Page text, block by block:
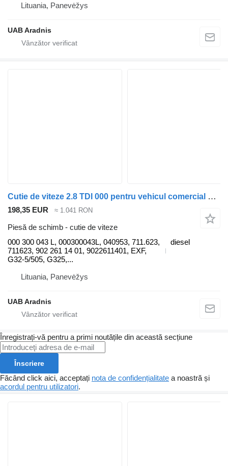
Lituania, Panevėžys
UAB Aradnis
Cutie de viteze 2.8 TDI 000 pentru vehicul comercial Volkswagen LT 28-46 II 2.8 TDI
198,35 EUR ≈ 1.041 RON
Piesă de schimb - cutie de viteze
000 300 043 L, 000300043L, 040953, 711.623,
711623, 902 261 14 01, 9022611401, EXF,
G32-5/505, G325,...
diesel
Lituania, Panevėžys
UAB Aradnis
Înregistrați-vă pentru a primi noutățile din această secțiune
Înscriere
Făcând click aici, acceptați nota de confidențialitate a noastră și
acordul pentru utilizatori.